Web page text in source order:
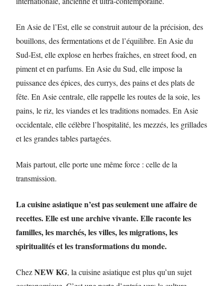
En Asie de l’Est, elle se construit autour de la précision, des
bouillons, des fermentations et de l’équilibre. En Asie du
Sud-Est, elle explose en herbes fraîches, en street food, en
piment et en parfums. En Asie du Sud, elle impose la
puissance des épices, des currys, des pains et des plats de
fête. En Asie centrale, elle rappelle les routes de la soie, les
pains, le riz, les viandes et les traditions nomades. En Asie
occidentale, elle célèbre l’hospitalité, les mezzés, les grillades
et les grandes tables partagées.
Mais partout, elle porte une même force : celle de la
transmission.
La cuisine asiatique n’est pas seulement une affaire de
recettes. Elle est une archive vivante. Elle raconte les
familles, les marchés, les villes, les migrations, les
spiritualités et les transformations du monde.
ChezNEW KG, la cuisine asiatique est plus qu’un sujet